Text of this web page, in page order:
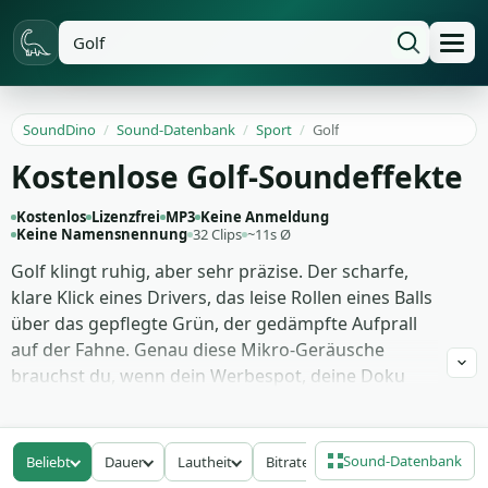
SoundDino / Sound-Datenbank / Sport / Golf
Kostenlose Golf-Soundeffekte
Kostenlos Lizenzfrei MP3 Keine Anmeldung
Keine Namensnennung 32 Clips ~11s Ø
Golf klingt ruhig, aber sehr präzise. Der scharfe,
klare Klick eines Drivers, das leise Rollen eines Balls
über das gepflegte Grün, der gedämpfte Aufprall
auf der Fahne. Genau diese Mikro-Geräusche
brauchst du, wenn dein Werbespot, deine Doku
der Zuschauer wirklich dort sein soll. Ohne sie
bleibt jede Schwung-Aufnahme stumm und unecht.
Beliebt Dauer Lautheit Bitrate Sound-Datenbank